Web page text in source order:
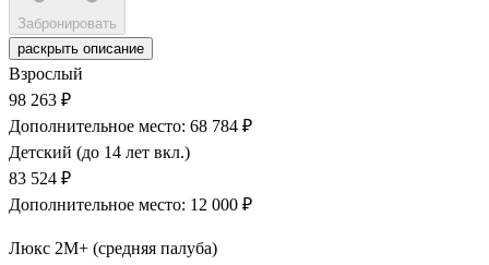
Забронировать
раскрыть описание
Взрослый
98 263 ₽
Дополнительное место: 68 784 ₽
Детский (до 14 лет вкл.)
83 524 ₽
Дополнительное место: 12 000 ₽
Люкс 2М+ (средняя палуба)